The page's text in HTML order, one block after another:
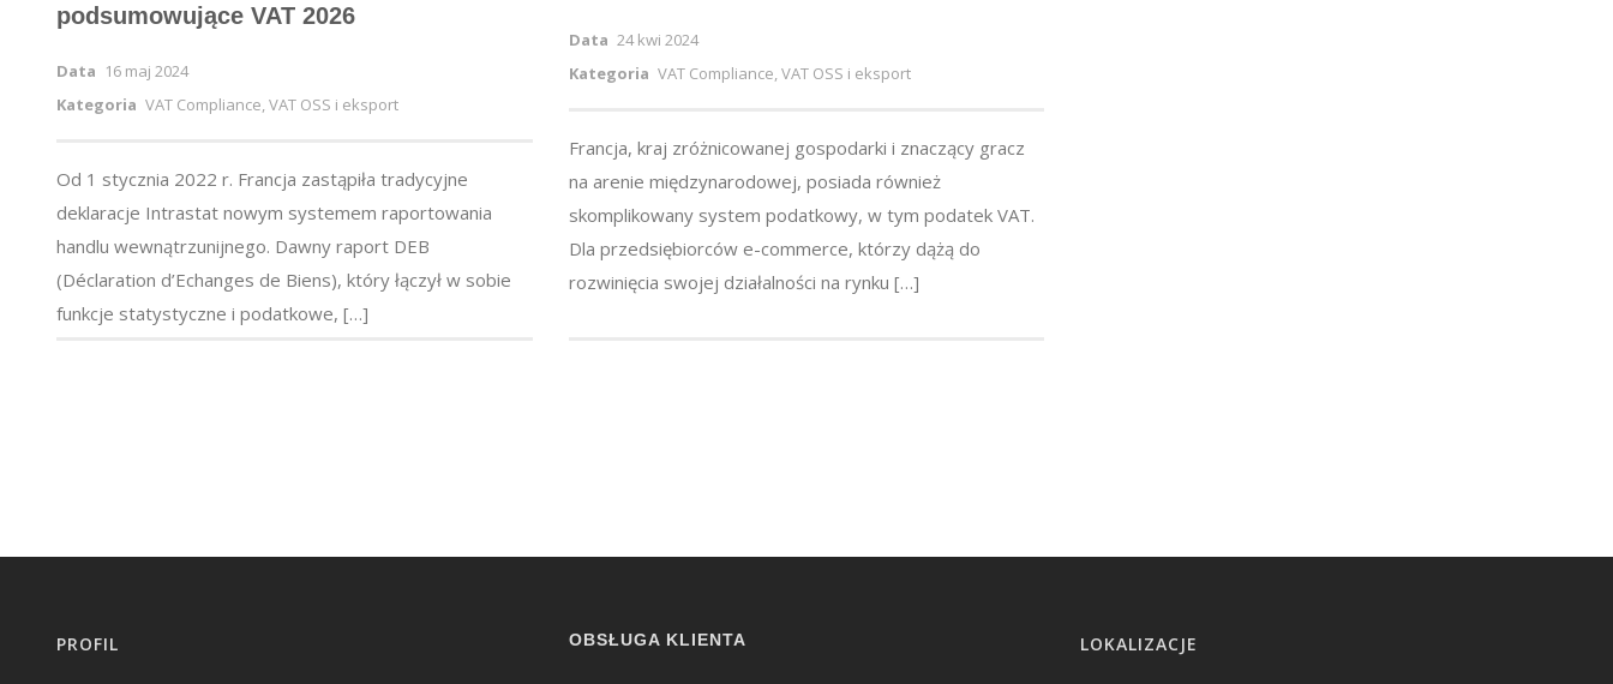
podsumowujące VAT 2026
Data 16 maj 2024
Kategoria VAT Compliance, VAT OSS i eksport
Od 1 stycznia 2022 r. Francja zastąpiła tradycyjne
deklaracje Intrastat nowym systemem raportowania
handlu wewnątrzunijnego. Dawny raport DEB
(Déclaration d’Echanges de Biens), który łączył w sobie
funkcje statystyczne i podatkowe, […]
Data 24 kwi 2024
Kategoria VAT Compliance, VAT OSS i eksport
Francja, kraj zróżnicowanej gospodarki i znaczący gracz
na arenie międzynarodowej, posiada również
skomplikowany system podatkowy, w tym podatek VAT.
Dla przedsiębiorców e-commerce, którzy dążą do
rozwinięcia swojej działalności na rynku […]
PROFIL OBSŁUGA KLIENTA LOKALIZACJE